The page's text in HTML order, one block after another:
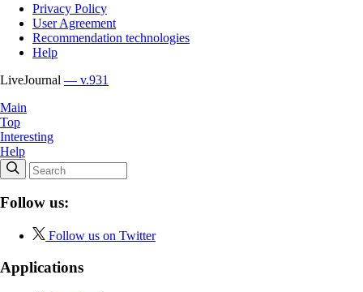
Privacy Policy
User Agreement
Recommendation technologies
Help
LiveJournal — v.931
Main
Top
Interesting
Help
Follow us:
Follow us on Twitter
Applications